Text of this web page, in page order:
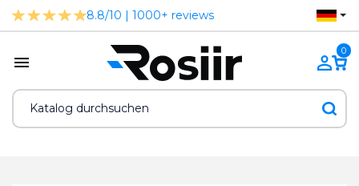
8.8/10 | 1000+ reviews
0